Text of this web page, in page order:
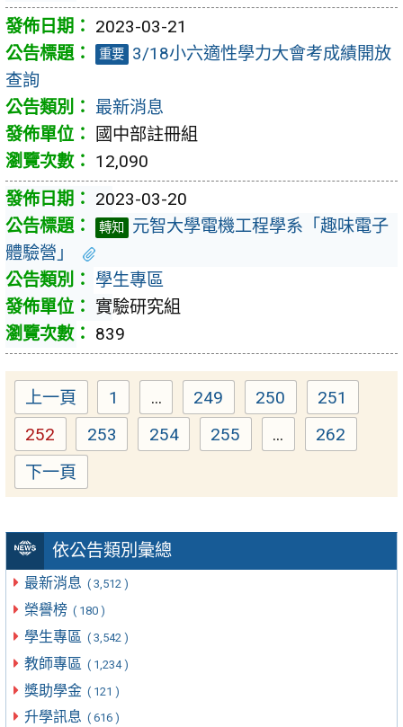
依公告類別彙總
最新消息 ( 3,512 )
榮譽榜 ( 180 )
學生專區 ( 3,542 )
教師專區 ( 1,234 )
獎助學金 ( 121 )
升學訊息 ( 616 )
2023-03-21
重要 3/18小六適性學力大會考成績開放
查詢
最新消息
國中部註冊組
12,090
2023-03-20
轉知
元智大學電機工程學系「趣味電子
體驗營」
學生專區
實驗研究組
839
上一頁 Page
1 ... Page
249 Page
250 Page
251
Page
252 Page
253 Page
254 Page
255 ... Page
262
下一頁